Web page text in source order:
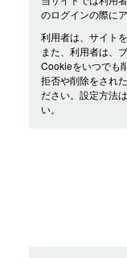
のログインの際に
利用者は、サイト
また、利用者は、
Cookieをいつでも
拒否や削除をされ
ださい。設定方法
い。